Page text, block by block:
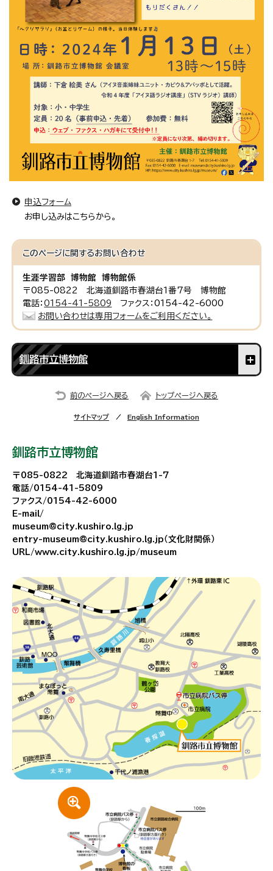
申込フォーム
お申し込みはこちらから。
このページに関するお問い合わせ
生涯学習部 博物館 博物館係
〒085-0822 北海道釧路市春湖台1番7号 博物館
電話：0154-41-5809
ファクス：0154-42-6000
お問い合わせは専用フォームをご利用ください。
釧路市立博物館
前のページへ戻る トップページへ戻る
サイトマップ English Information
釧路市立博物館
〒085-0822 北海道釧路市春湖台1-7
電話/0154-41-5809
ファクス/0154-42-6000
E-mail/
museum@city.kushiro.lg.jp
entry-museum@city.kushiro.lg.jp（文化財関係）
URL/www.city.kushiro.lg.jp/museum